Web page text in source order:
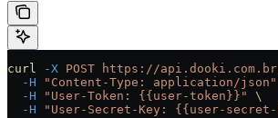
curl -X POST https://
  -H
"Content-Type: application/json"
  -H
"User-Token: {{user-token}}"
\
  -H
"User-Secret-Key: {{user-